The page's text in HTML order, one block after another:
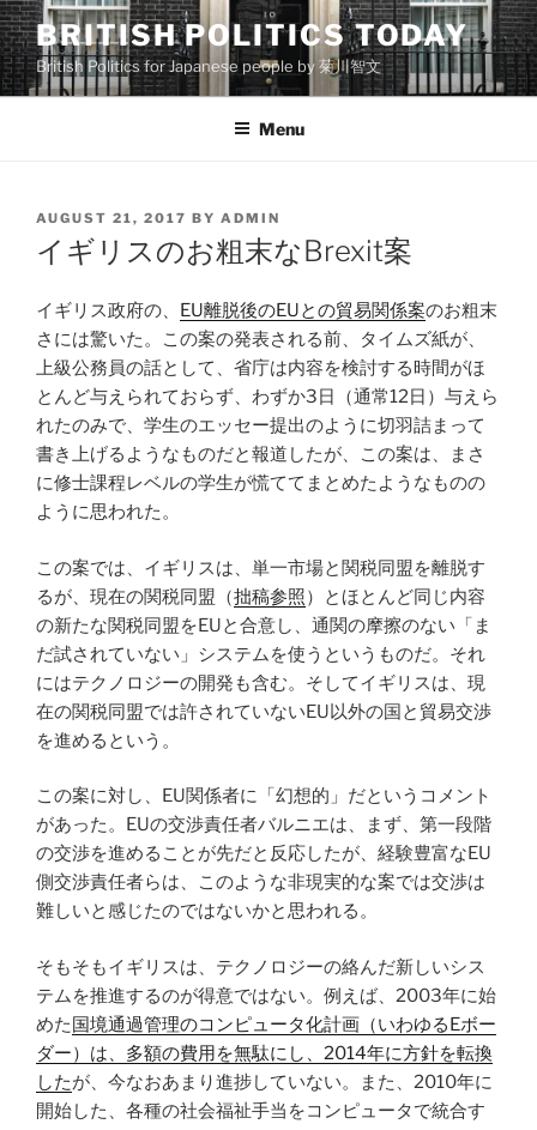
Skip
to
content
BRITISH POLITICS TODAY
British Politics for Japanese people by 菊川智文
Menu
POSTED
ON
AUGUST 21, 2017 BY ADMIN
イギリスのお粗末なBrexit案
イギリス政府の、 EU離脱後のEUとの貿易関係案のお粗末
さには驚いた。この案の発表される前、タイムズ紙が、
上級公務員の話として、省庁は内容を検討する時間がほ
とんど与えられておらず、わずか3日（通常12日）与えら
れたのみで、学生のエッセー提出のように切羽詰まって
書き上げるようなものだと報道したが、この案は、まさ
に修士課程レベルの学生が慌ててまとめたようなものの
ように思われた。
この案では、イギリスは、単一市場と関税同盟を離脱す
るが、現在の関税同盟（拙稿参照）とほとんど同じ内容
の新たな関税同盟をEUと合意し、通関の摩擦のない「ま
だ試されていない」システムを使うというものだ。それ
にはテクノロジーの開発も含む。そしてイギリスは、現
在の関税同盟では許されていないEU以外の国と貿易交渉
を進めるという。
この案に対し、EU関係者に「幻想的」だというコメント
があった。EUの交渉責任者バルニエは、まず、第一段階
の交渉を進めることが先だと反応したが、経験豊富なEU
側交渉責任者らは、このような非現実的な案では交渉は
難しいと感じたのではないかと思われる。
そもそもイギリスは、テクノロジーの絡んだ新しいシス
テムを推進するのが得意ではない。例えば、2003年に始
めた国境通過管理のコンピュータ化計画（いわゆるEボー
ダー）は、多額の費用を無駄にし、2014年に方針を転換
したが、今なおあまり進捗していない。また、2010年に
開始した、各種の社会福祉手当をコンピュータで統合す